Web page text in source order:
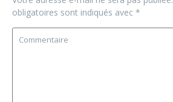
obligatoires sont indiqués avec *